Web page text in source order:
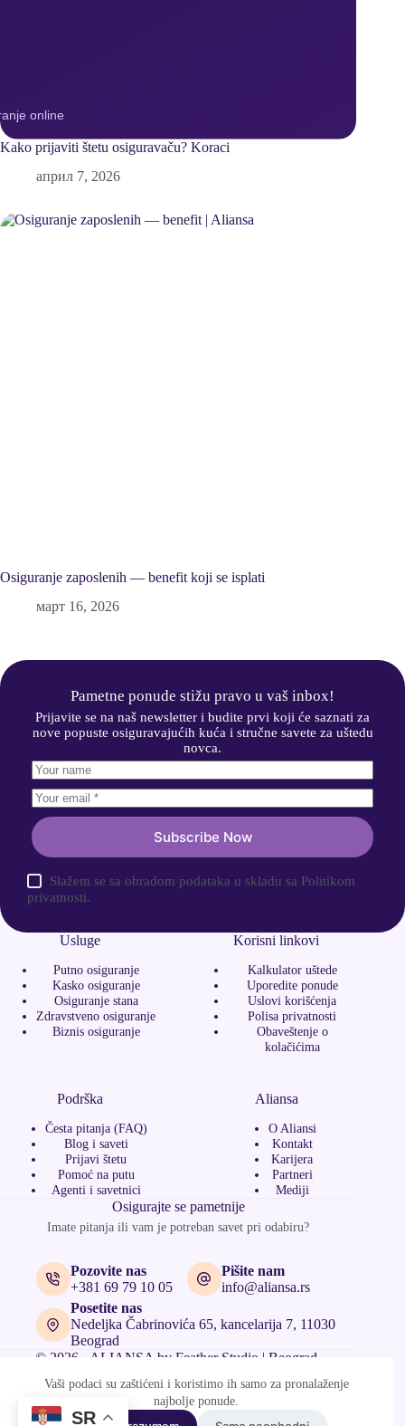
Vaši podaci su zaštićeni i koristimo ih samo za pronalaženje
najbolje ponude.
Kako prijaviti štetu osiguravaču? Koraci
април 7, 2026
Osiguranje zaposlenih — benefit koji se isplati
март 16, 2026
Pametne ponude stižu pravo u vaš inbox!
Prijavite se na naš newsletter i budite prvi koji će saznati za
nove popuste osiguravajućih kuća i stručne savete za uštedu
novca.
Subscribe Now
Slažem se sa obradom podataka u skladu sa Politikom
privatnosti.
Usluge
Putno osiguranje
Kasko osiguranje
Osiguranje stana
Zdravstveno osiguranje
Biznis osiguranje
Korisni linkovi
Kalkulator uštede
Uporedite ponude
Uslovi korišćenja
Polisa privatnosti
Obaveštenje o
kolačićima
Podrška
Česta pitanja (FAQ)
Blog i saveti
Prijavi štetu
Pomoć na putu
Agenti i savetnici
Aliansa
O Aliansi
Kontakt
Karijera
Partneri
Mediji
Osigurajte se pametnije
Imate pitanja ili vam je potreban savet pri odabiru?
Pozovite nas
+381 69 79 10 05
Pišite nam
info@aliansa.rs
Posetite nas
Nedeljka Čabrinovića 65, kancelarija 7, 11030
Beograd
© 2026 - ALIANSA byFeather Studio | Beograd
SR